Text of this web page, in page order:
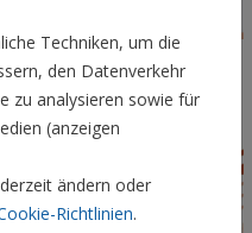
Techniken, um die
den Datenverkehr
zu analysieren sowie für
(anzeigen
ändern oder
Richtlinien.